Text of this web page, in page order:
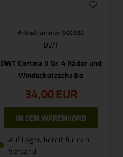
Artikelnummer: 902038
DWT
DWT Cortina II Gr. 4 Räder und
Windschutzscheibe
34,00EUR
Auf Lager, bereit für den
Versand